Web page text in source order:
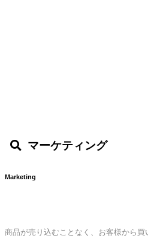
マーケティング
Marketing
商品が売り込むことなく、お客様から